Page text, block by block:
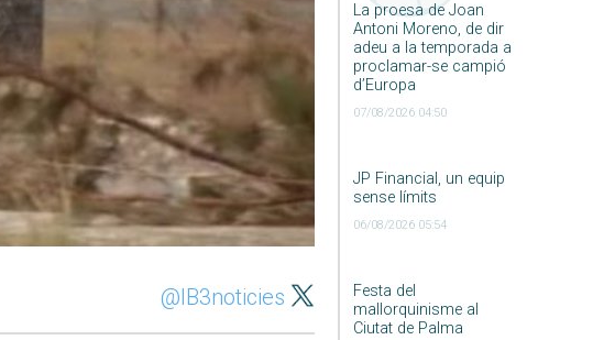
La proesa de Joan
Antoni Moreno, de dir
adeu a la temporada a
proclamar-se campió
d’Europa
07/08/2026 04:50
JP Financial, un equip
sense límits
06/08/2026 05:54
Festa del
mallorquinisme al
Ciutat de Palma
@IB3noticies